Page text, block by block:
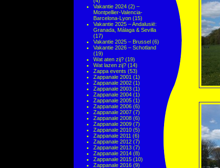
Vakantie 2024 (2) –
Montpellier-Valencia-
Barcelona-Lyon (15)
Vakantie 2025 – Andalusië:
Granada, Málaga & Sevilla
(17)
Vakantie 2025 – Brussel (6)
Vakantie 2026 – Schotland
(19)
Wat aten zij? (19)
Wat lazen zij? (14)
Zappa events (53)
Zappanale 2001 (1)
Zappanale 2002 (1)
Zappanale 2003 (1)
Zappanale 2004 (1)
Zappanale 2005 (1)
Zappanale 2006 (6)
Zappanale 2007 (7)
Zappanale 2008 (6)
Zappanale 2009 (7)
Zappanale 2010 (5)
Zappanale 2011 (6)
Zappanale 2012 (7)
Zappanale 2013 (7)
Zappanale 2014 (8)
Zappanale 2015 (10)
Zappanale 2016 (9)